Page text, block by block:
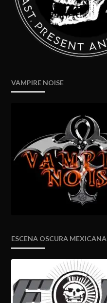
VAMPIRE NOISE
ESCENA OSCURA MEXICANA